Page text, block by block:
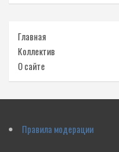
Главная
Коллектив
О сайте
Правила модерации